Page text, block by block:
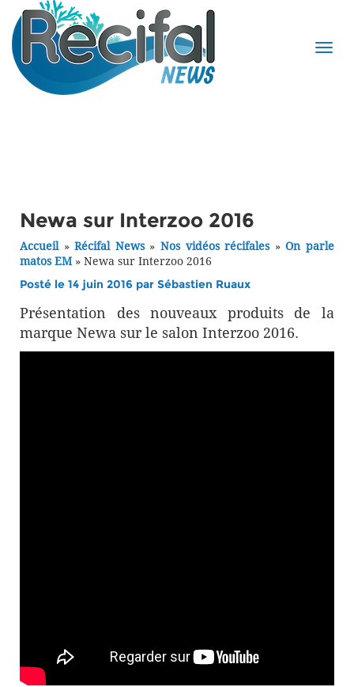
Newa sur Interzoo 2016
Accueil»Récifal News»Nos vidéos récifales»On parle
matos EM» Newa sur Interzoo 2016
Posté le 14 juin 2016 par Sébastien Ruaux
Présentation des nouveaux produits de la
marque Newa sur le salon Interzoo 2016.